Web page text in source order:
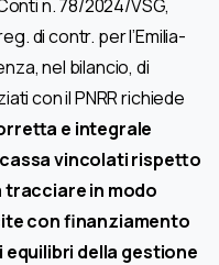
n. 78/2024/VSG,
di contr. per l’Emilia-
nel bilancio, di
con il PNRR richiede
e integrale
vincolati rispetto
tracciare in modo
con finanziamento
della gestione